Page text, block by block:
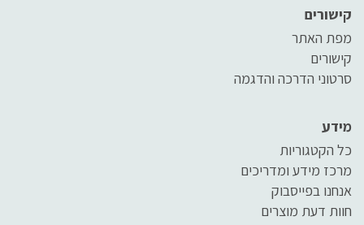
קישורים
מפת האתר
קישורים
סרטוני הדרכה והדגמה
מידע
כל הקטגוריות
מרכז מידע ומדריכים
אנחנו בפייסבוק
חוות דעת מוצרים